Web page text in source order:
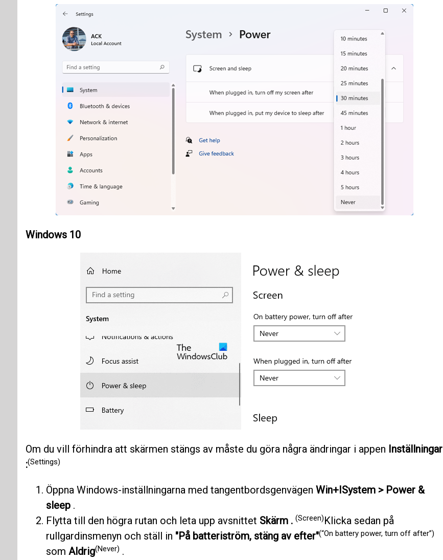
Windows 10
Om du vill förhindra att skärmen stängs av måste du göra några ändringar i appen Inställningar
:(Settings)
Öppna Windows-inställningarna med tangentbordsgenvägen Win+ISystem > Power &
sleep.
Flytta till den högra rutan och leta upp avsnittet Skärm . (Screen)Klicka sedan på
rullgardinsmenyn och ställ in "På batteriström, stäng av efter"(“On battery power, turn off after”)
som Aldrig(Never) .